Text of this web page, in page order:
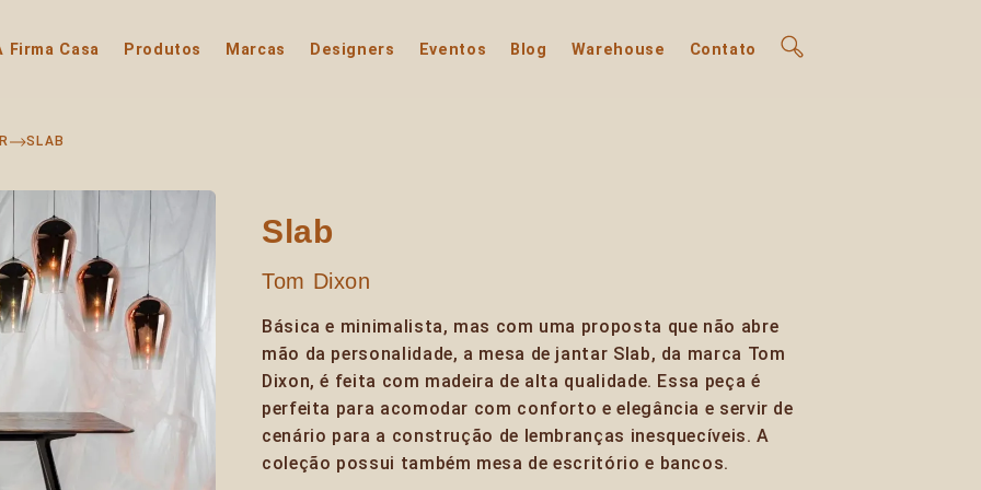
Firma Casa Produtos Marcas Designers Eventos Blog Warehouse Contato
SLAB
Slab
Tom Dixon
Básica e minimalista, mas com uma proposta que não abre
mão da personalidade, a mesa de jantar Slab, da marca Tom
Dixon, é feita com madeira de alta qualidade. Essa peça é
perfeita para acomodar com conforto e elegância e servir de
cenário para a construção de lembranças inesquecíveis. A
coleção possui também mesa de escritório e bancos.